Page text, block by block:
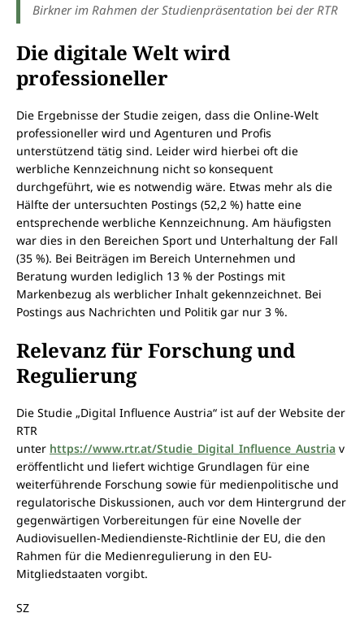
Birkner im Rahmen der Studienpräsentation bei der RTR
Die digitale Welt wird
professioneller
Die Ergebnisse der Studie zeigen, dass die Online-Welt
professioneller wird und Agenturen und Profis
unterstützend tätig sind. Leider wird hierbei oft die
werbliche Kennzeichnung nicht so konsequent
durchgeführt, wie es notwendig wäre. Etwas mehr als die
Hälfte der untersuchten Postings (52,2 %) hatte eine
entsprechende werbliche Kennzeichnung. Am häufigsten
war dies in den Bereichen Sport und Unterhaltung der Fall
(35 %). Bei Beiträgen im Bereich Unternehmen und
Beratung wurden lediglich 13 % der Postings mit
Markenbezug als werblicher Inhalt gekennzeichnet. Bei
Postings aus Nachrichten und Politik gar nur 3 %.
Relevanz für Forschung und
Regulierung
Die Studie „Digital Influence Austria“ ist auf der Website der
RTR
unter https://www.rtr.at/Studie_Digital_Influence_Austria v
eröffentlicht und liefert wichtige Grundlagen für eine
weiterführende Forschung sowie für medienpolitische und
regulatorische Diskussionen, auch vor dem Hintergrund der
gegenwärtigen Vorbereitungen für eine Novelle der
Audiovisuellen-Mediendienste-Richtlinie der EU, die den
Rahmen für die Medienregulierung in den EU-
Mitgliedstaaten vorgibt.
SZ